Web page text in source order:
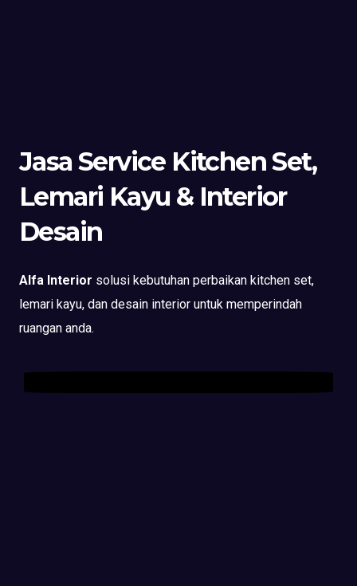
Jasa Service Kitchen Set,
Lemari Kayu & Interior
Desain
Alfa Interior solusi kebutuhan perbaikan kitchen set,
lemari kayu, dan desain interior untuk memperindah
ruangan anda.